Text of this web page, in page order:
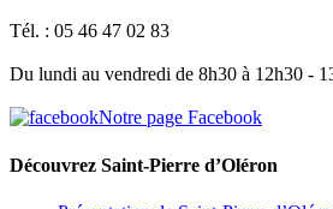
Tél. : 05 46 47 02 83
Du lundi au vendredi de 8h30 à 12h30 -
Notre page Facebook
Découvrez Saint-Pierre d’Oléron